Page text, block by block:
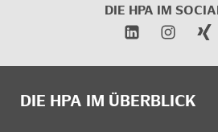
DIE HPA IM
DIE HPA IM ÜBERBLICK